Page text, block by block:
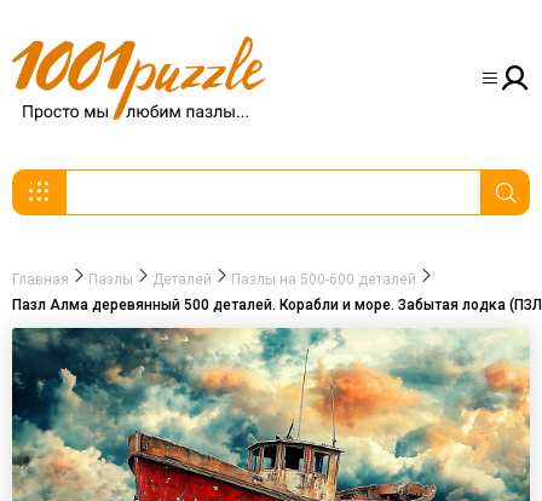
Главная Пазлы Деталей
Пазлы на 500-600 деталей
Пазл Алма деревянный 500 деталей. Корабли и море. Забытая лодка